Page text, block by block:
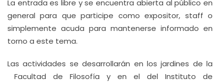
La entrada es libre y se encuentra abierta al público en
general para que participe como expositor, staff o
simplemente acuda para mantenerse informado en
torno a este tema.
Las actividades se desarrollarán en los jardines de la
Facultad de Filosofía y en el del Instituto de